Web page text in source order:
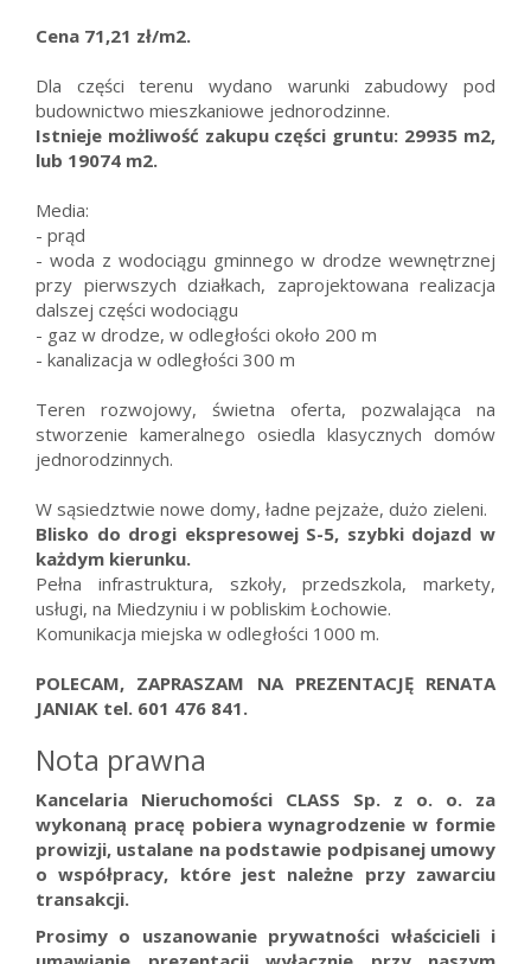
Cena 71,21 zł/m2.
Dla części terenu wydano warunki zabudowy pod
budownictwo mieszkaniowe jednorodzinne.
Istnieje możliwość zakupu części gruntu: 29935 m2,
lub 19074 m2.
Media:
- prąd
- woda z wodociągu gminnego w drodze wewnętrznej
przy pierwszych działkach, zaprojektowana realizacja
dalszej części wodociągu
- gaz w drodze, w odległości około 200 m
- kanalizacja w odległości 300 m
Teren rozwojowy, świetna oferta, pozwalająca na
stworzenie kameralnego osiedla klasycznych domów
jednorodzinnych.
W sąsiedztwie nowe domy, ładne pejzaże, dużo zieleni.
Blisko do drogi ekspresowej S-5, szybki dojazd w
każdym kierunku.
Pełna infrastruktura, szkoły, przedszkola, markety,
usługi, na Miedzyniu i w pobliskim Łochowie.
Komunikacja miejska w odległości 1000 m.
POLECAM, ZAPRASZAM NA PREZENTACJĘ RENATA
JANIAK tel. 601 476 841.
Nota prawna
Kancelaria Nieruchomości CLASS Sp. z o. o. za
wykonaną pracę pobiera wynagrodzenie w formie
prowizji, ustalane na podstawie podpisanej umowy
o współpracy, które jest należne przy zawarciu
transakcji.
Prosimy o uszanowanie prywatności właścicieli i